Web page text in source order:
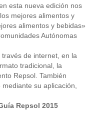
esta nueva edición nos
mejores alimentos y
alimentos y bebidas»
Autónomas
de internet, en la
tradicional, la
Repsol. También
su aplicación,
Repsol 2015